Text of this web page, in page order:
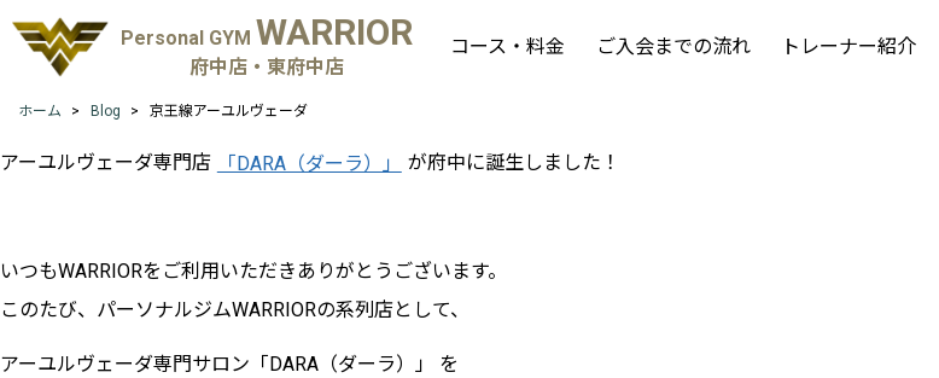
Personal GYM WARRIOR
府中店・東府中店
コース・料金 ご入会までの流れ トレーナー紹介
ホーム Blog 京王線アーユルヴェーダ
アーユルヴェーダ専門店 「DARA（ダーラ）」 が府中に誕生しました！
いつもWARRIORをご利用いただきありがとうございます。
このたび、パーソナルジムWARRIORの系列店として、
アーユルヴェーダ専門サロン「DARA（ダーラ）」 を